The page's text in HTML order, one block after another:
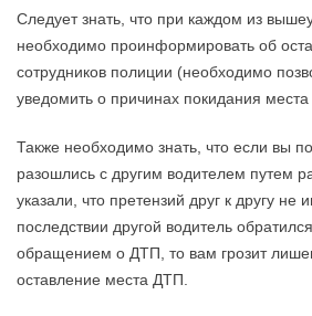
Следует знать, что при каждом из
необходимо проинформировать об
сотрудников полиции (необходимо
уведомить о причинах покидания места
Также необходимо знать, что если вы
разошлись с другим водителем путем
указали, что претензий друг к другу не
последствии другой водитель
обращением о ДТП, то вам грозит
оставление места ДТП.